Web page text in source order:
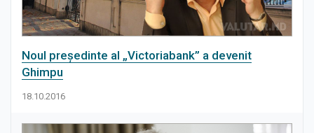
Noul preşedinte al „Victoriabank” a devenit
Ghimpu
18.10.2016